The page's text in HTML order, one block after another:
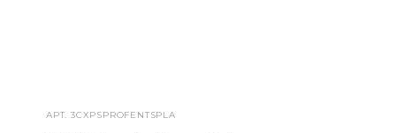
АРТ.3CXPSPROFENTSPLA